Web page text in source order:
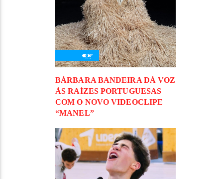
BÁRBARA BANDEIRA DÁ VOZ
ÀS RAÍZES PORTUGUESAS
COM O NOVO VIDEOCLIPE
“MANEL”